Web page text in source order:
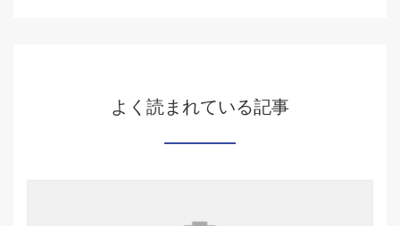
よく読まれている記事